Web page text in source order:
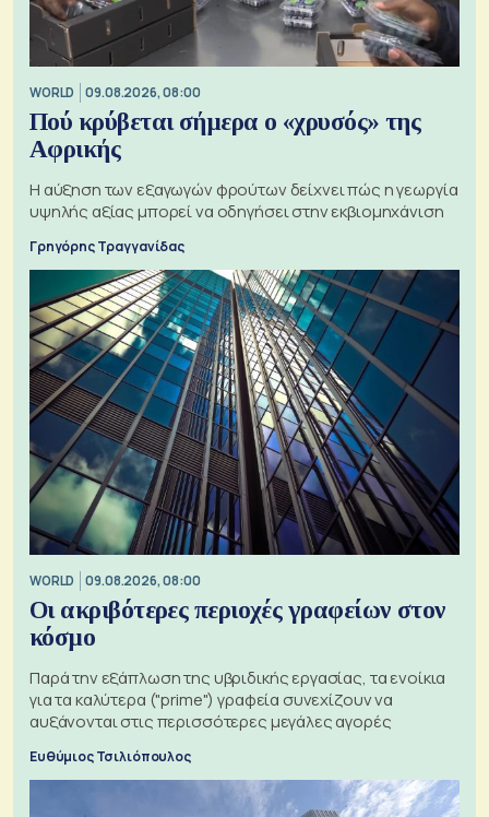
WORLD 09.08.2026, 08:00
Πού κρύβεται σήμερα ο «χρυσός» της
Αφρικής
Η αύξηση των εξαγωγών φρούτων δείχνει πώς η γεωργία
υψηλής αξίας μπορεί να οδηγήσει στην εκβιομηχάνιση
Γρηγόρης Τραγγανίδας
WORLD 09.08.2026, 08:00
Οι ακριβότερες περιοχές γραφείων στον
κόσμο
Παρά την εξάπλωση της υβριδικής εργασίας, τα ενοίκια
για τα καλύτερα ("prime") γραφεία συνεχίζουν να
αυξάνονται στις περισσότερες μεγάλες αγορές
Ευθύμιος Τσιλιόπουλος